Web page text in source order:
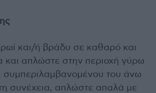
και/ή βράδυ σε καθαρό και
και απλώστε στην περιοχή γύρω
συμπεριλαμβανομένου του άνω
συνέχεια, απλώστε απαλά με